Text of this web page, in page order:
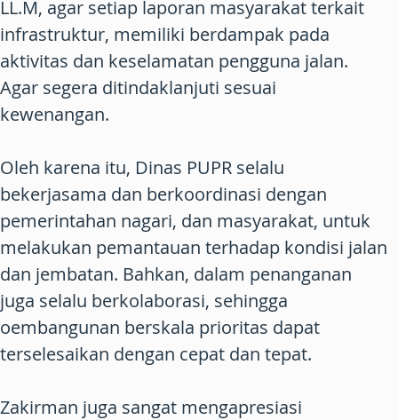
LL.M, agar setiap laporan masyarakat terkait
infrastruktur, memiliki berdampak pada
aktivitas dan keselamatan pengguna jalan.
Agar segera ditindaklanjuti sesuai
kewenangan.
Oleh karena itu, Dinas PUPR selalu
bekerjasama dan berkoordinasi dengan
pemerintahan nagari, dan masyarakat, untuk
melakukan pemantauan terhadap kondisi jalan
dan jembatan. Bahkan, dalam penanganan
juga selalu berkolaborasi, sehingga
oembangunan berskala prioritas dapat
terselesaikan dengan cepat dan tepat.
Zakirman juga sangat mengapresiasi